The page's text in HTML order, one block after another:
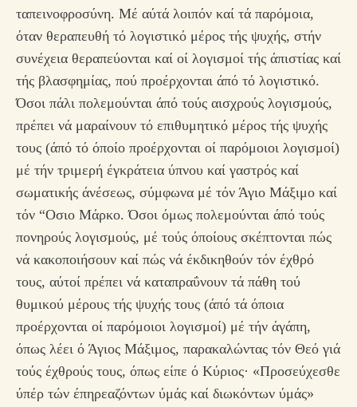
ταπεινοφροσύνη. Μέ αύτά λοιπόν καί τά παρόμοια,
όταν θεραπευθή τό λογιστικό μέρος τής ψυχής, στήν
συνέχεια θεραπεύονται καί οί λογισμοί τής άπιστίας καί
τής βλασφημίας, πού προέρχονται άπό τό λογιστικό.
Όσοι πάλι πολεμούνται άπό τούς αισχρούς λογισμούς,
πρέπει νά μαραίνουν τό επιθυμητικό μέρος τής ψυχής
τους (άπό τό όποίο προέρχονται οί παρόμοιοι λογισμοί)
μέ τήν τριμερή έγκράτεια ύπνου καί γαστρός καί
σωματικής άνέσεως, σύμφωνα μέ τόν Άγιο Μάξιμο καί
τόν “Οσιο Μάρκο. Όσοι όμως πολεμούνται άπό τούς
πονηρούς λογισμούς, μέ τούς όποίους σκέπτονται πώς
νά κακοποιήσουν καί πώς νά έκδικηθούν τόν έχθρό
τους, αύτοί πρέπει νά καταπραΰνουν τά πάθη τού
θυμικού μέρους τής ψυχής τους (άπό τά όποια
προέρχονται οί παρόμοιοι λογισμοί) μέ τήν άγάπη,
όπως λέει ό Άγιος Μάξιμος, παρακαλώντας τόν Θεό γιά
τούς έχθρούς τους, όπως είπε ό Κύριος· «Προσεύχεσθε
ύπέρ τών έπηρεαζόντων ύμάς καί διωκόντων ύμάς»